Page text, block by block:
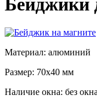
Материал: алюминий
Размер: 70x40 мм
Наличие окна: без окна